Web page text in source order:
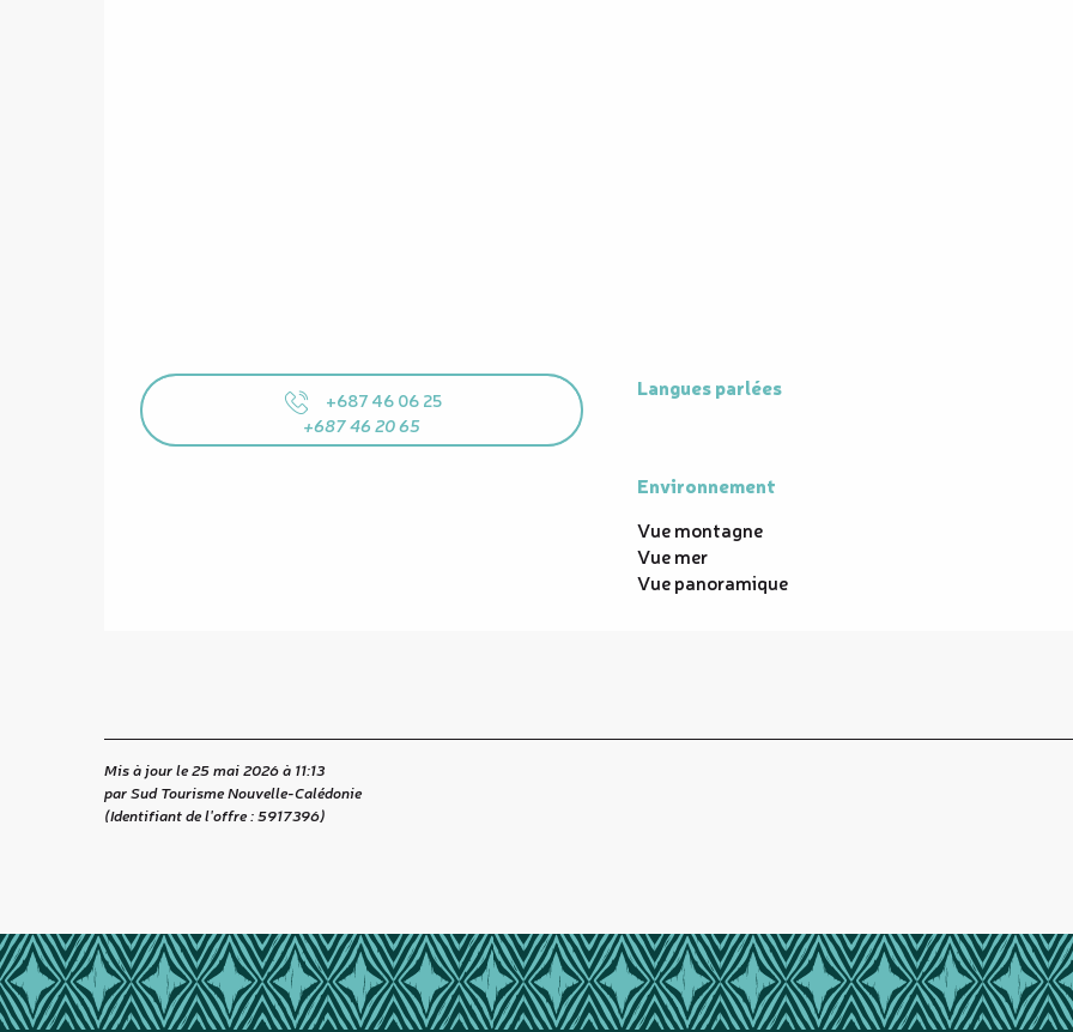
+687 46 06 25
+687 46 20 65
Langues parlées
Langues parlées
Environnement
Environnement
Vue montagne
Vue mer
Vue panoramique
Mis à jour le 25 mai 2026 à 11:13
par Sud Tourisme Nouvelle-Calédonie
(Identifiant de l'offre :5917396)